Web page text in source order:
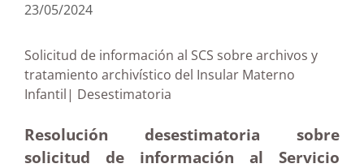
23/05/2024
Solicitud de información al SCS sobre archivos y
tratamiento archivístico del Insular Materno
Infantil| Desestimatoria
Resolución desestimatoria sobre
solicitud de información al Servicio